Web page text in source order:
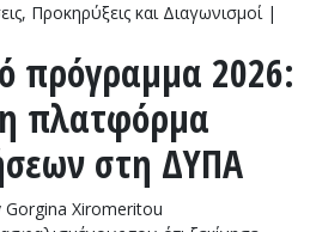
, Προκηρύξεις και Διαγωνισμοί |
ΕΝΔΙΑΦΕΡΟΝΤΟΣ
ΓΙΑ
Platelet-
πρόγραμμα 2026:
η πλατφόρμα
στη ΔΥΠΑ
Gorgina Xiromeritou